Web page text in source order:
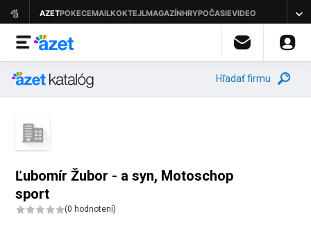
Hľadať firmu
Ľubomír Žubor - a syn, Motoschop
sport
(0 hodnotení)